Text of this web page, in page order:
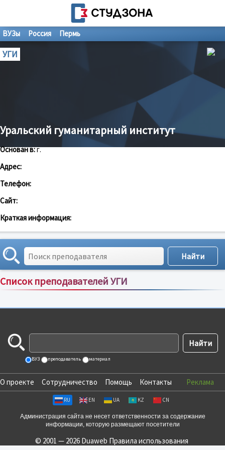
ВУЗы Россия Пермь
УГИ
Уральский гуманитарный институт
Основан в:г.
Адрес:
Телефон:
Сайт:
Краткая информация:
Список преподавателей УГИ
Сортировка по:имени;рейтингу;отзывам
ВУЗ преподаватель материал
О проекте Сотрудничество Помощь Контакты Реклама
RU EN UA KZ CN
Администрация сайта не несет ответственности за содержание
информации, которую размещают посетители
© 2001 — 2026 Duaweb Правила использования